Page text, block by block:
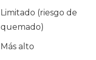
Limitado (riesgo de
quemado)
Más alto